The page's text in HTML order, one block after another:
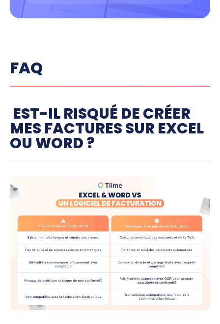
FAQ
EST-IL RISQUÉ DE CRÉER
MES FACTURES SUR EXCEL
OU WORD ?